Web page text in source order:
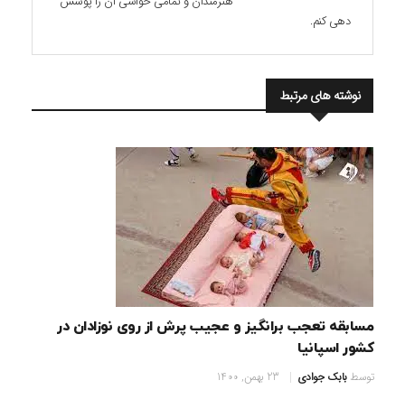
دهی کنم.
نوشته های مرتبط
مسابقه تعجب برانگیز و عجیب پرش از روی نوزادان در
کشور اسپانیا
توسطبابک جوادی 23 بهمن, 1400